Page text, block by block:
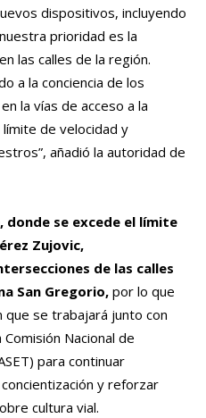
dispositivos, incluyendo
prioridad es la
las calles de la región.
a la conciencia de los
la vías de acceso a la
de velocidad y
añadió la autoridad de
donde se excede el límite
Zujovic,
de las calles
San Gregorio, por lo que
se trabajará junto con
Nacional de
para continuar
y reforzar
cultura vial.